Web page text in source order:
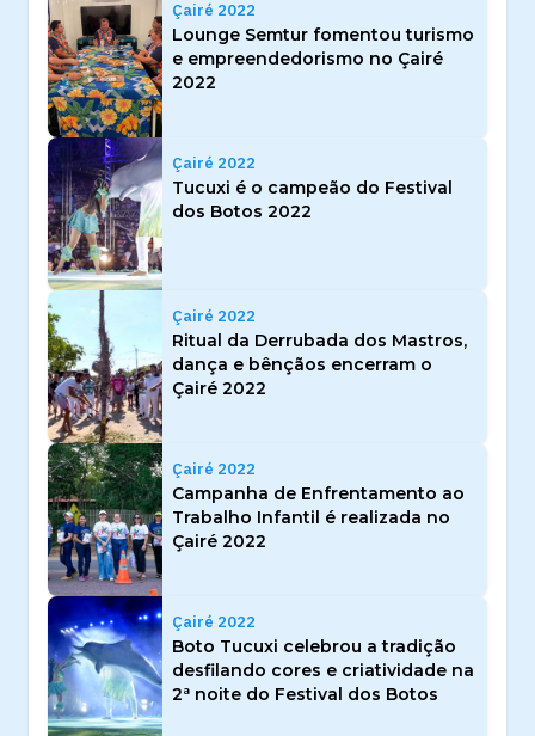
Çairé 2022
Lounge Semtur fomentou turismo
e empreendedorismo no Çairé
2022
Çairé 2022
Tucuxi é o campeão do Festival
dos Botos 2022
Çairé 2022
Ritual da Derrubada dos Mastros,
dança e bênçãos encerram o
Çairé 2022
Çairé 2022
Campanha de Enfrentamento ao
Trabalho Infantil é realizada no
Çairé 2022
Çairé 2022
Boto Tucuxi celebrou a tradição
desfilando cores e criatividade na
2ª noite do Festival dos Botos